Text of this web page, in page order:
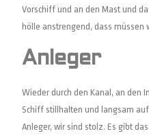
Vorschiff und an den Mast und
hölle anstrengend, dass müssen
Anleger
Wieder durch den Kanal, an den
Schiff stillhalten und langsam
Anleger, wir sind stolz. Es gibt